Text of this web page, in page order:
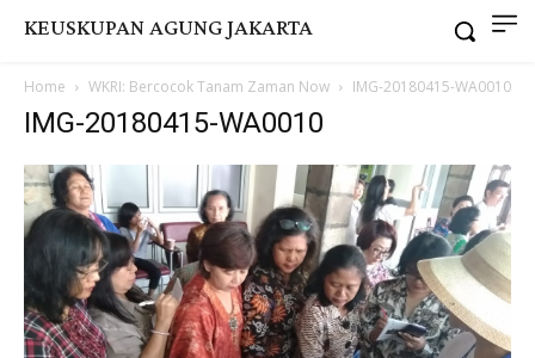
KEUSKUPAN AGUNG JAKARTA
Home WKRI: Bercocok Tanam Zaman Now IMG-20180415-WA0010
IMG-20180415-WA0010